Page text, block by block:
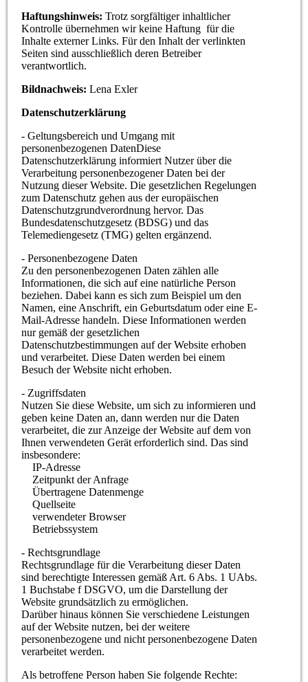
Haftungshinweis:Trotz sorgfältiger inhaltlicher
Kontrolle übernehmen wir keine Haftung für die
Inhalte externer Links. Für den Inhalt der verlinkten
Seiten sind ausschließlich deren Betreiber
verantwortlich.
Bildnachweis: Lena Exler
Datenschutzerklärung
- Geltungsbereich und Umgang mit
personenbezogenen DatenDiese
Datenschutzerklärung informiert Nutzer über die
Verarbeitung personenbezogener Daten bei der
Nutzung dieser Website. Die gesetzlichen Regelungen
zum Datenschutz gehen aus der europäischen
Datenschutzgrundverordnung hervor. Das
Bundesdatenschutzgesetz (BDSG) und das
Telemediengesetz (TMG) gelten ergänzend.
- Personenbezogene Daten
Zu den personenbezogenen Daten zählen alle
Informationen, die sich auf eine natürliche Person
beziehen. Dabei kann es sich zum Beispiel um den
Namen, eine Anschrift, ein Geburtsdatum oder eine E-
Mail-Adresse handeln. Diese Informationen werden
nur gemäß der gesetzlichen
Datenschutzbestimmungen auf der Website erhoben
und verarbeitet. Diese Daten werden bei einem
Besuch der Website nicht erhoben.
- Zugriffsdaten
Nutzen Sie diese Website, um sich zu informieren und
geben keine Daten an, dann werden nur die Daten
verarbeitet, die zur Anzeige der Website auf dem von
Ihnen verwendeten Gerät erforderlich sind. Das sind
insbesondere:
IP-Adresse
Zeitpunkt der Anfrage
Übertragene Datenmenge
Quellseite
verwendeter Browser
Betriebssystem
- Rechtsgrundlage
Rechtsgrundlage für die Verarbeitung dieser Daten
sind berechtigte Interessen gemäß Art. 6 Abs. 1 UAbs.
1 Buchstabe f DSGVO, um die Darstellung der
Website grundsätzlich zu ermöglichen.
Darüber hinaus können Sie verschiedene Leistungen
auf der Website nutzen, bei der weitere
personenbezogene und nicht personenbezogene Daten
verarbeitet werden.
Als betroffene Person haben Sie folgende Rechte: